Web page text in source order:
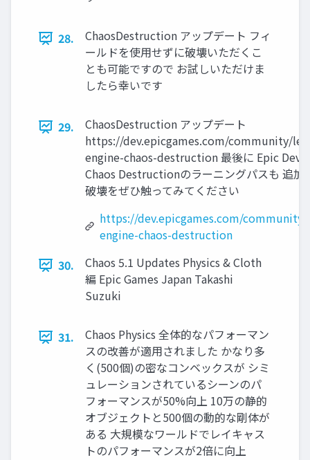
28.
ChaosDestruction アップデート フィ
ールドを使用せずに破壊いただくこ
とも可能ですので お試しいただけま
したら幸いです
29.
ChaosDestruction アップデート
https://dev.epicgames.com/community/
engine-chaos-destruction 最後に Epic
Chaos Destructionのラーニングパスも 追加
破壊をぜひ触ってみてください
https://dev.epicgames.com/
engine-chaos-destruction
30.
Chaos 5.1 Updates Physics & Cloth
編 Epic Games Japan Takashi
Suzuki
31.
Chaos Physics 全体的なパフォーマン
スの改善が適用されました かなり多
く(500個)の密なコンベックスが シミ
ュレーションされているシーンのパ
フォーマンスが50%向上 10万の静的
オブジェクトと500個の動的な剛体が
ある 大規模なワールドでレイキャス
トのパフォーマンスが2倍に向上